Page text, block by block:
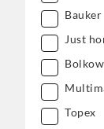
Bauker
Just
Bolkow
Topex